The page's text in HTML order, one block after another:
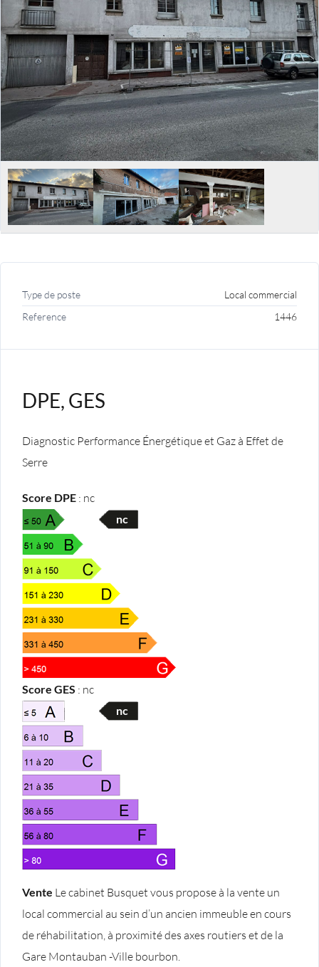
Type de poste
Local commercial
Reference
1446
DPE, GES
Diagnostic Performance Énergétique et Gaz à Effet de
Serre
Score DPE : nc
nc
Score GES : nc
nc
Vente Le cabinet Busquet vous propose à la vente un
local commercial au sein d’un ancien immeuble en cours
de réhabilitation, à proximité des axes routiers et de la
Gare Montauban -Ville bourbon.